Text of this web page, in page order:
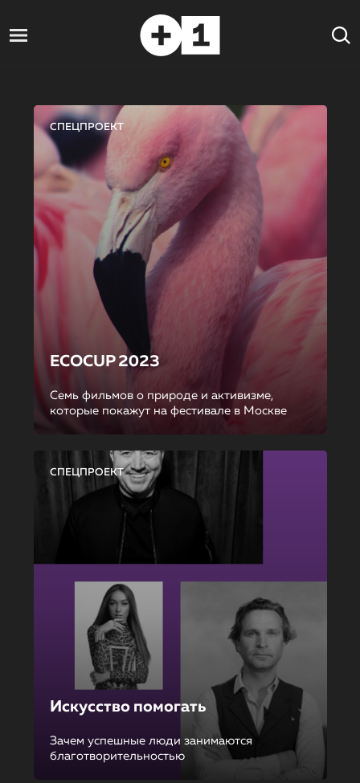
СПЕЦПРОЕКТ
ECOCUP 2023
Семь фильмов о природе и активизме,
которые покажут на фестивале в Москве
СПЕЦПРОЕКТ
Искусство помогать
Зачем успешные люди занимаются
благотворительностью